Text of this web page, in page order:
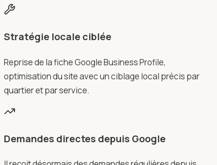
Stratégie locale ciblée
Reprise de la fiche Google Business Profile,
optimisation du site avec un ciblage local précis par
quartier et par service.
Demandes directes depuis Google